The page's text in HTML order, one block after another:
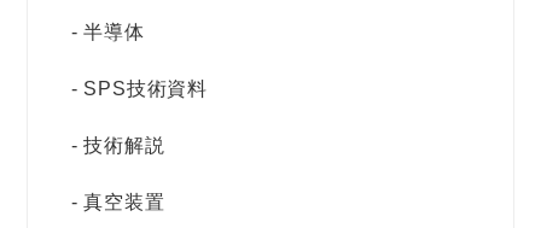
半導体
SPS技術資料
技術解説
真空装置